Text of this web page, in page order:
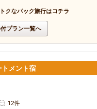
クなパック旅行はコチラ
プラン一覧へ
トメント宿
12件